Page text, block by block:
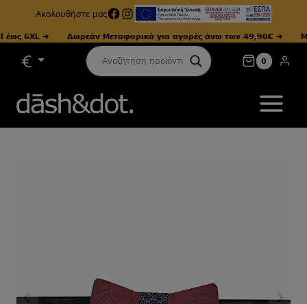
Ακολουθήστε μαςFacebook
Instagram
6XL ➜ Δωρεάν Μεταφορικά για αγορές άνω των 49,90€ ➜
0